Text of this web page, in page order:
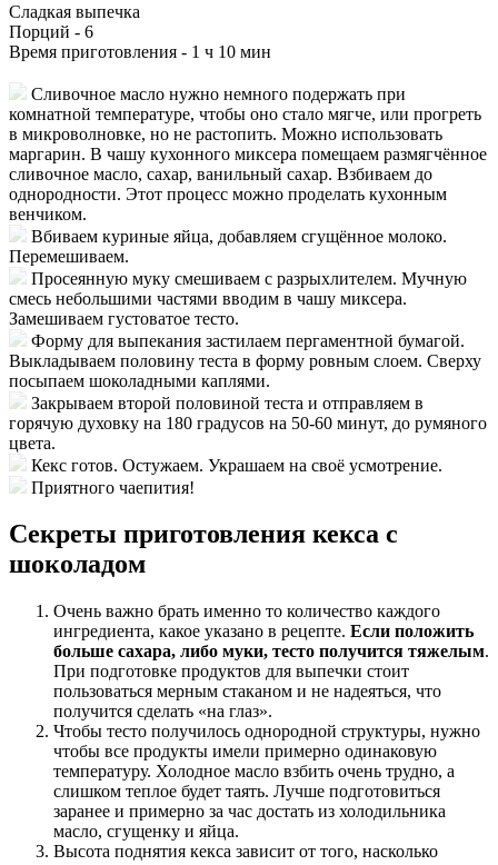
Сладкая выпечка
Порций - 6
Время приготовления - 1 ч 10 мин
Сливочное масло нужно немного подержать при
комнатной температуре, чтобы оно стало мягче, или прогреть
в микроволновке, но не растопить. Можно использовать
маргарин. В чашу кухонного миксера помещаем размягчённое
сливочное масло, сахар, ванильный сахар. Взбиваем до
однородности. Этот процесс можно проделать кухонным
венчиком.
Вбиваем куриные яйца, добавляем сгущённое молоко.
Перемешиваем.
Просеянную муку смешиваем с разрыхлителем. Мучную
смесь небольшими частями вводим в чашу миксера.
Замешиваем густоватое тесто.
Форму для выпекания застилаем пергаментной бумагой.
Выкладываем половину теста в форму ровным слоем. Сверху
посыпаем шоколадными каплями.
Закрываем второй половиной теста и отправляем в
горячую духовку на 180 градусов на 50-60 минут, до румяного
цвета.
Кекс готов. Остужаем. Украшаем на своё усмотрение.
Приятного чаепития!
Секреты приготовления кекса с
шоколадом
Очень важно брать именно то количество каждого
ингредиента, какое указано в рецепте. Если положить
больше сахара, либо муки, тесто получится тяжелым.
При подготовке продуктов для выпечки стоит
пользоваться мерным стаканом и не надеяться, что
получится сделать «на глаз».
Чтобы тесто получилось однородной структуры, нужно
чтобы все продукты имели примерно одинаковую
температуру. Холодное масло взбить очень трудно, а
слишком теплое будет таять. Лучше подготовиться
заранее и примерно за час достать из холодильника
масло, сгущенку и яйца.
Высота поднятия кекса зависит от того, насколько